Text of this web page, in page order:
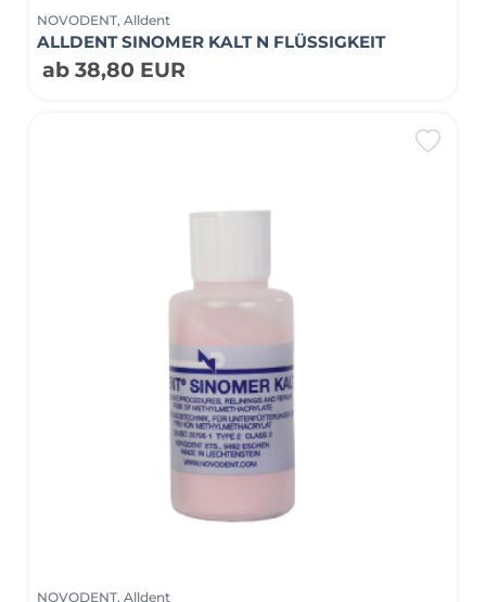
NOVODENT, Alldent
ALLDENT SINOMER KALT N FLÜSSIGKEIT
ab 38,80 EUR
NOVODENT, Alldent